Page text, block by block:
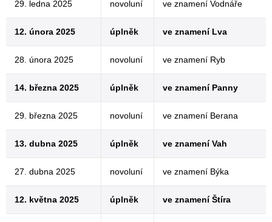
29. ledna 2025 novoluní ve znamení Vodnáře
12. února 2025 úplněk ve znamení Lva
28. února 2025 novoluní ve znamení Ryb
14. března 2025 úplněk ve znamení Panny
29. března 2025 novoluní ve znamení Berana
13. dubna 2025 úplněk ve znamení Vah
27. dubna 2025 novoluní ve znamení Býka
12. května 2025 úplněk ve znamení Štíra